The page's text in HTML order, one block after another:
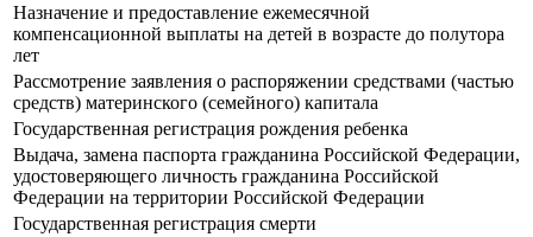
Назначение и предоставление ежемесячной
компенсационной выплаты на детей в возрасте до полутора
лет
Рассмотрение заявления о распоряжении средствами (частью
средств) материнского (семейного) капитала
Государственная регистрация рождения ребенка
Выдача, замена паспорта гражданина Российской Федерации,
удостоверяющего личность гражданина Российской
Федерации на территории Российской Федерации
Государственная регистрация смерти